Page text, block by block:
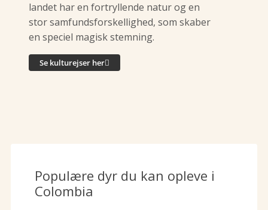
landet har en fortryllende natur og en
stor samfundsforskellighed, som skaber
en speciel magisk stemning.
Se kulturejser her
Populære dyr du kan opleve i
Colombia